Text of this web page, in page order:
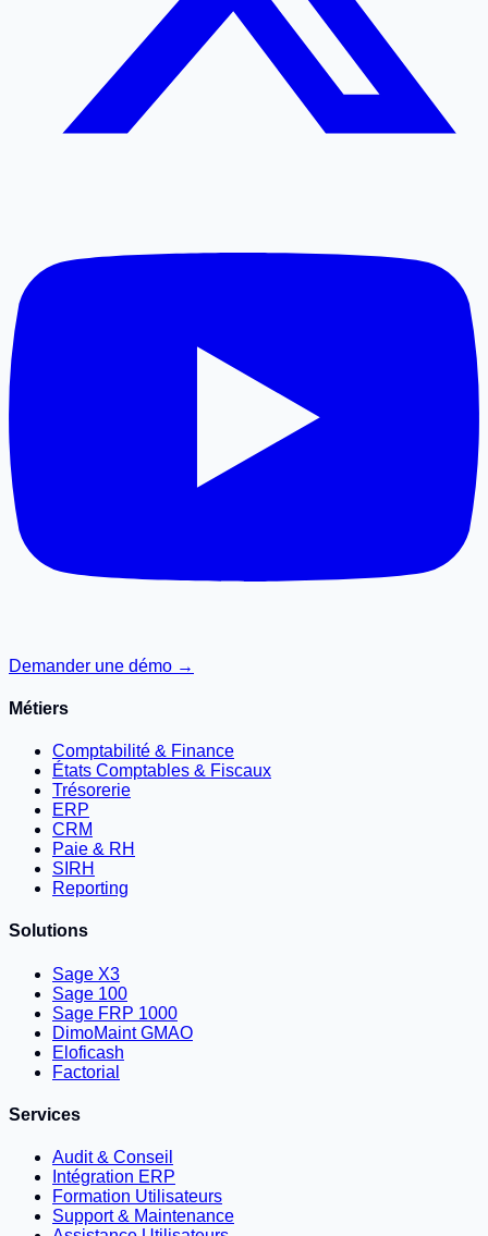
Demander une démo →
Métiers
Comptabilité & Finance
États Comptables & Fiscaux
Trésorerie
ERP
CRM
Paie & RH
SIRH
Reporting
Solutions
Sage X3
Sage 100
Sage FRP 1000
DimoMaint GMAO
Eloficash
Factorial
Services
Audit & Conseil
Intégration ERP
Formation Utilisateurs
Support & Maintenance